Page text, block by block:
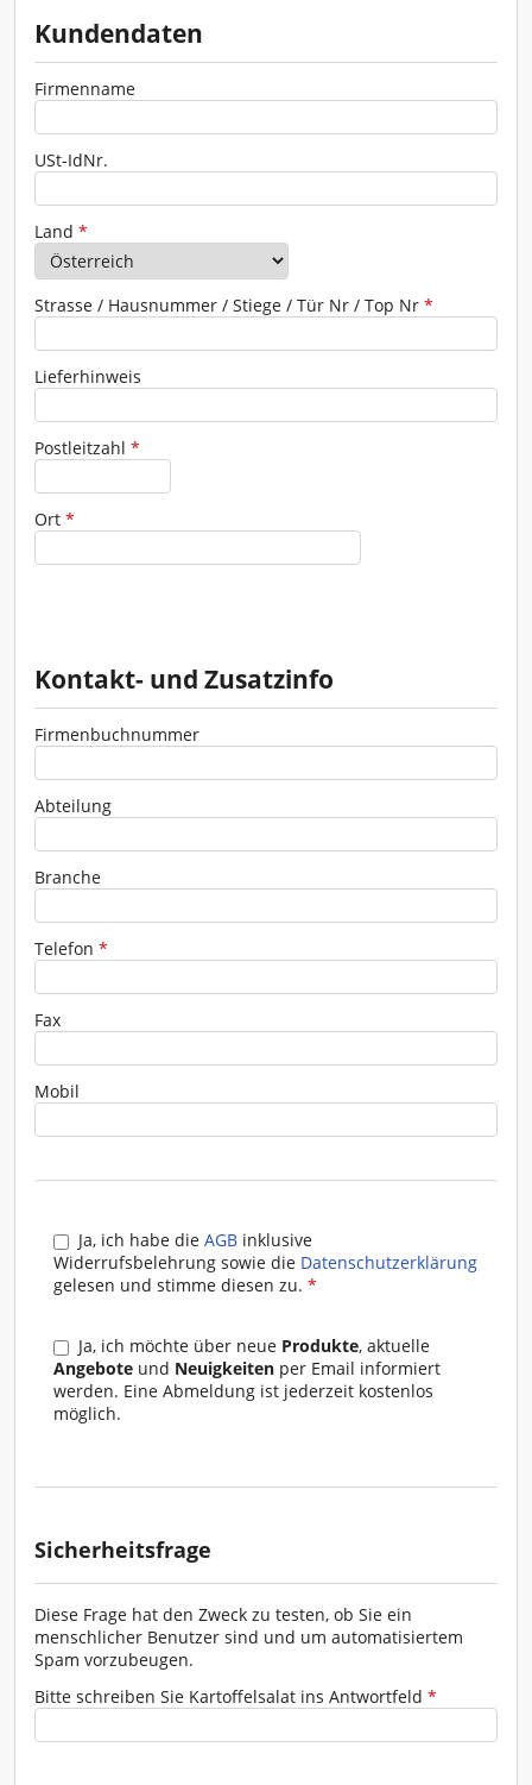
Kundendaten
Firmenname
USt-IdNr.
Adresse
Land *
Strasse / Hausnummer / Stiege / Tür Nr / Top Nr *
Lieferhinweis
Postleitzahl *
Ort *
Kontakt- und Zusatzinfo
Firmenbuchnummer
Abteilung
Branche
Telefon *
Fax
Mobil
I. Vertragsschluss
gegenwärtigen und zukünftigen
Geschäftsbeziehungen zwischen Rosa Moser und
den Kunden.
(2) Abweichende, entgegenstehende oder
Vertragsbestandteil, es sei denn, ihrer Geltung wird
zugestimmt. Gibt der Kunde eine Bestellung ab und
erklärt in dieser Bestellung seine Allgemeinen
Geschäftsbedingungen für geltend, gilt die faktische
Erfüllung bzw. Ausführung dieser Bestellung
ausdrücklich nicht als Zustimmung zur Geltung der
Allgemeinen Geschäftsbedingungen des Kunden.
Auch in diesem Fall gelten ausschließlich die
Allgemeinen Geschäftsbedingungen seitens Rosa
ausdrücklich schriftlich zugestimmt hat.
Ja, ich habe die AGB inklusive
Widerrufsbelehrung sowie die Datenschutzerklärung
gelesen und stimme diesen zu. *
Ja, ich möchte über neue Produkte, aktuelle
Angebote und Neuigkeiten per Email informiert
werden. Eine Abmeldung ist jederzeit kostenlos
möglich.
Sicherheitsfrage
Diese Frage hat den Zweck zu testen, ob Sie ein
menschlicher Benutzer sind und um automatisiertem
Spam vorzubeugen.
Bitte schreiben Sie Kartoffelsalat ins Antwortfeld *